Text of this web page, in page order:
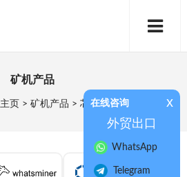
矿机产品
主页 > 矿机产品 > 芯动矿机>
在线咨询 x
外贸出口
WhatsApp
Telegram